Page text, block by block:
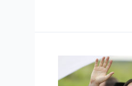
dégueulasse